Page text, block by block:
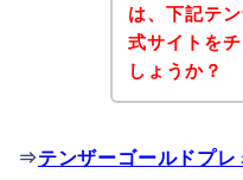
は、下記テ
式サイトを
しょうか？
⇒テンザーゴールドプ